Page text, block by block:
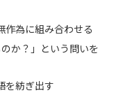
作為に組み合わせる
か？」という問いを
を紡ぎ出す